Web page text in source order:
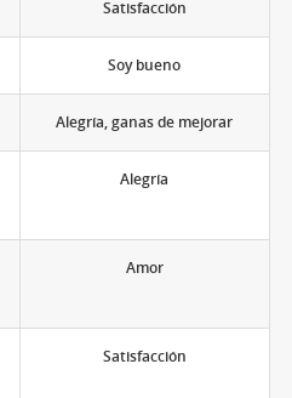
Satisfacción
Soy bueno
Alegría, ganas de mejorar
Alegría
Amor
Satisfacción